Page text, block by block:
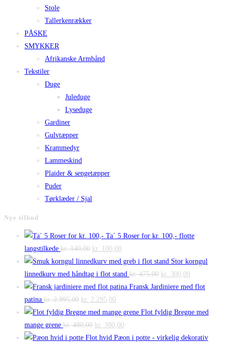
Stole
Tallerkenrækker
PÅSKE
SMYKKER
Afrikanske Armbånd
Tekstiler
Duge
Juleduge
Lyseduge
Gardiner
Gulvtæpper
Krammedyr
Lammeskind
Plaider & sengetæpper
Puder
Tørklæder / Sjal
Nye tilbud
Ta´ 5 Roser for kr. 100,- flotte
langstilkede kr.140,00 Den
oprindelige
pris
var:
kr. 140,00.
kr. 100,00
aktuelle
pris
er:
Stor korngul
linnedkurv med håndtag i flot stand kr.475,00 Den
oprindelige
var:
kr. 300,00
aktuelle
er:
Fransk Jardiniere med flot
patina kr.2.995,00 Den
oprindelige
pris
var:
kr. 2.295,00
aktuelle
pris
er:
Flot fyldig Bregne med
mange grene kr.480,00 Den
oprindelige
kr. 380,00
aktuelle
Flot hvid Pæon i potte - virkelig dekorativ